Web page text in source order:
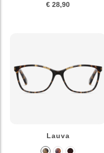
€ 28,90
Lauva